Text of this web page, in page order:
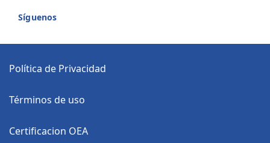
Síguenos
Política de Privacidad
Términos de uso
Certificacion OEA